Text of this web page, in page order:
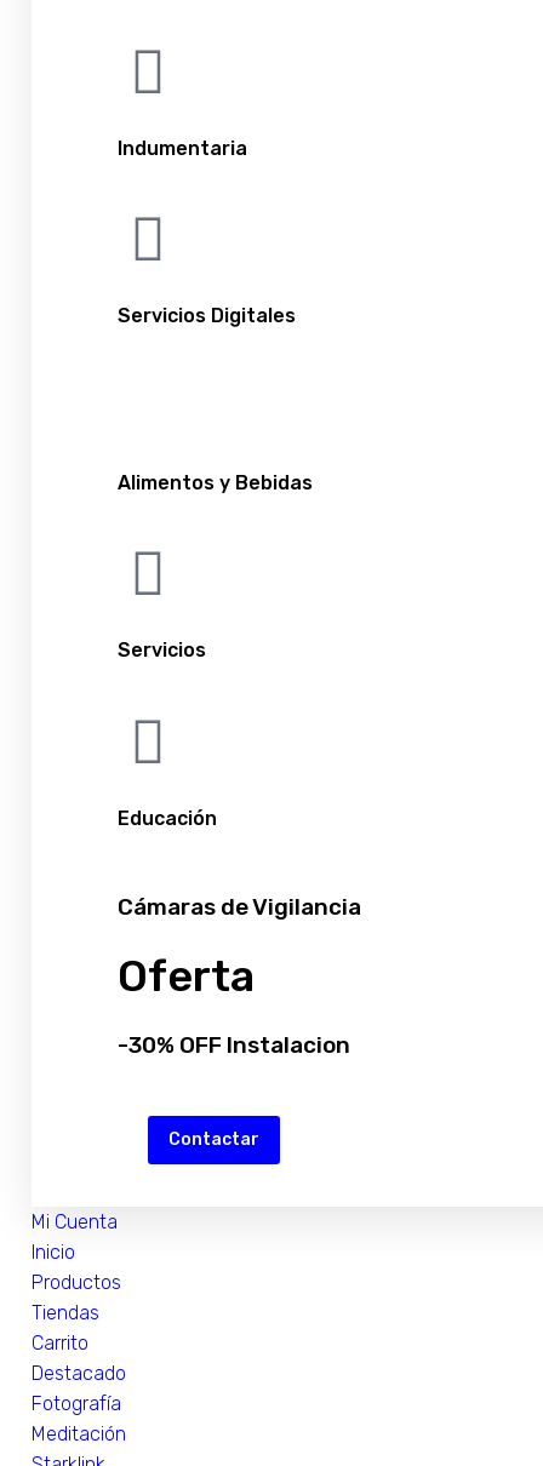
Indumentaria
Servicios Digitales
Alimentos y Bebidas
Servicios
Educación
Cámaras de Vigilancia
Oferta
-30% OFF Instalacion
Contactar
Mi Cuenta
Inicio
Productos
Tiendas
Carrito
Destacado
Fotografía
Meditación